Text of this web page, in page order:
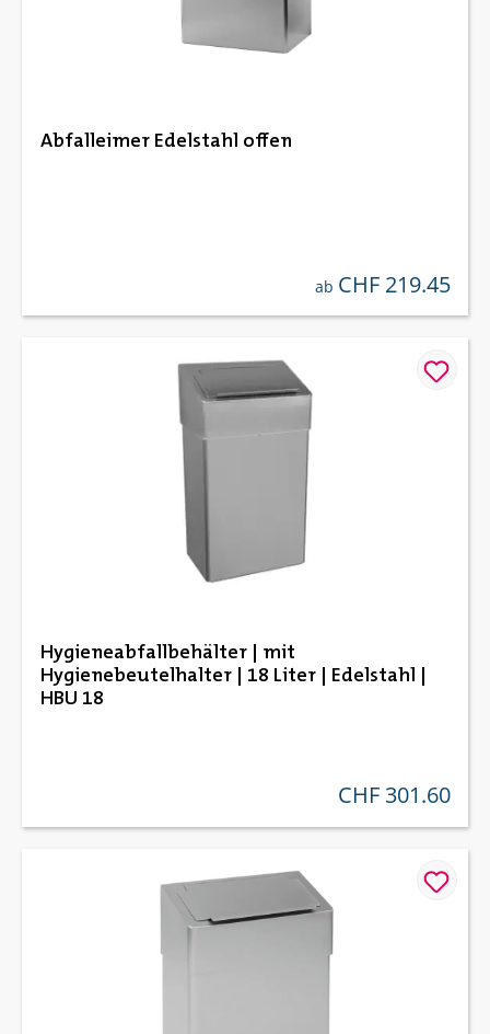
Abfalleimer Edelstahl offen
regulärer preis:
ab CHF 219.45
Hygieneabfallbehälter | mit
Hygienebeutelhalter | 18 Liter | Edelstahl |
HBU 18
regulärer preis:
CHF 301.60